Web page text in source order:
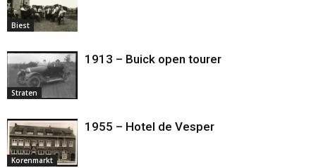
Biest
Straten
1913 – Buick open tourer
Korenmarkt
1955 – Hotel de Vesper